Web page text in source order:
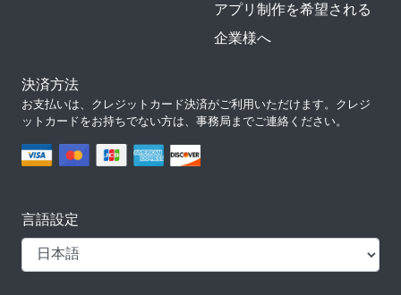
アプリ制作を希望される
企業様へ
決済方法
お支払いは、クレジットカード決済がご利用いただけます。クレジ
ットカードをお持ちでない方は、事務局までご連絡ください。
言語設定